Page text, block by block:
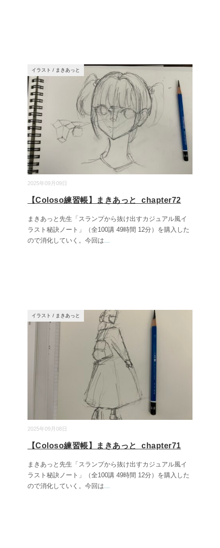
2025年09月09日
イラスト / まきあっと
【Coloso練習帳】まきあっと_chapter72
まきあっと先生「スランプから抜け出すカジュアル風イ
ラスト秘訣ノート」（全100講 49時間 12分）を購入した
ので消化していく。今回は...
2025年09月08日
イラスト / まきあっと
【Coloso練習帳】まきあっと_chapter71
まきあっと先生「スランプから抜け出すカジュアル風イ
ラスト秘訣ノート」（全100講 49時間 12分）を購入した
ので消化していく。今回は...